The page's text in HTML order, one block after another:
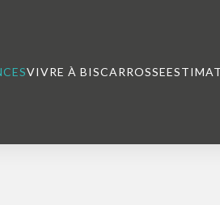
VIVRE À BISCARROSSE